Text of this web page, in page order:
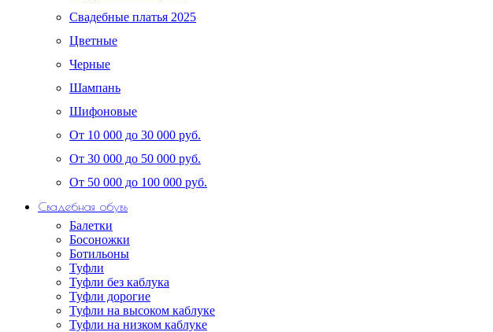
Свадебные платья 2025
Цветные
Черные
Шампань
Шифоновые
От 10 000 до 30 000 руб.
От 30 000 до 50 000 руб.
От 50 000 до 100 000 руб.
Свадебная обувь
Балетки
Босоножки
Ботильоны
Туфли
Туфли без каблука
Туфли дорогие
Туфли на высоком каблуке
Туфли на низком каблуке